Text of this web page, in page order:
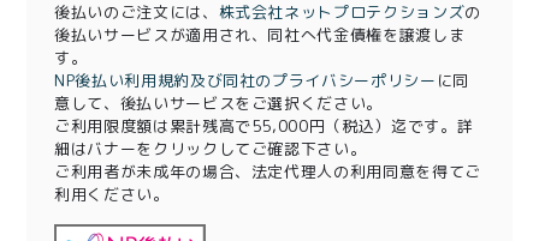
後払いのご注文には、 株式会社ネットプロテクションズの
後払いサービスが適用され、同社へ代金債権を譲渡しま
す。
NP後払い利用規約及び同社のプライバシーポリシー に同
意して、後払いサービスをご選択ください。
ご利用限度額は累計残高で55,000円（税込）迄です。詳
細はバナーをクリックしてご確認下さい。
ご利用者が未成年の場合、法定代理人の利用同意を得てご
利用ください。